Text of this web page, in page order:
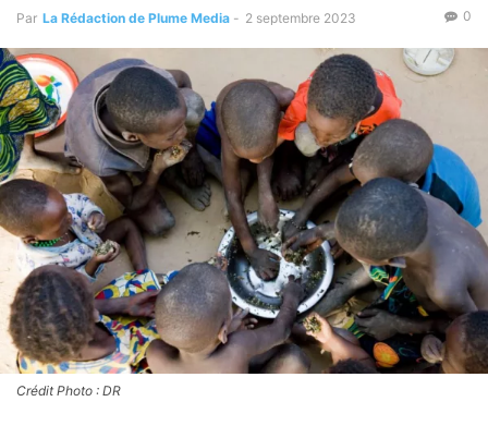
Par La Rédaction de Plume Media - 2 septembre 2023 0
Crédit Photo : DR